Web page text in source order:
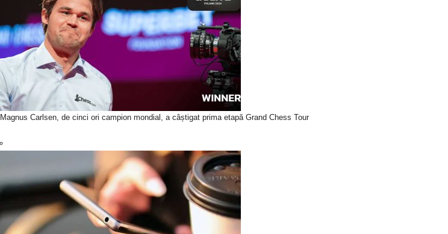
Magnus Carlsen, de cinci ori campion mondial, a câștigat prima etapă Grand Chess Tour